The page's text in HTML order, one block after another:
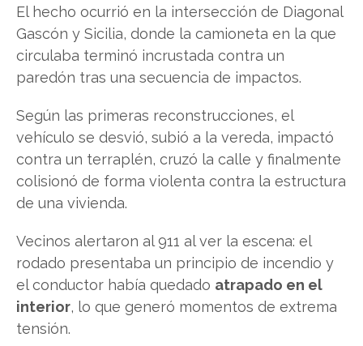
El hecho ocurrió en la intersección de Diagonal
Gascón y Sicilia, donde la camioneta en la que
circulaba terminó incrustada contra un
paredón tras una secuencia de impactos.
Según las primeras reconstrucciones, el
vehículo se desvió, subió a la vereda, impactó
contra un terraplén, cruzó la calle y finalmente
colisionó de forma violenta contra la estructura
de una vivienda.
Vecinos alertaron al 911 al ver la escena: el
rodado presentaba un principio de incendio y
el conductor había quedado atrapado en el
interior, lo que generó momentos de extrema
tensión.